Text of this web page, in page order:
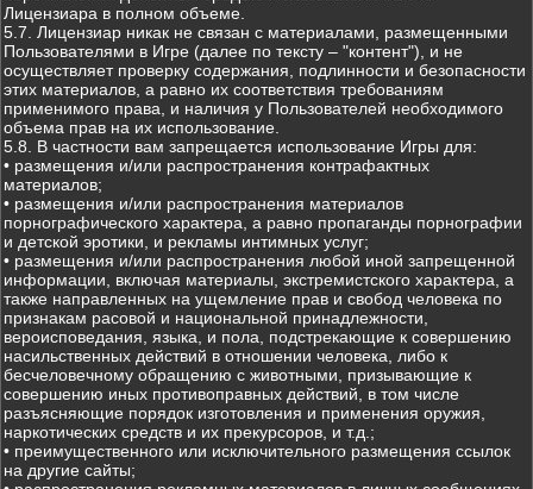
Лицензиара в полном объеме.
5.7. Лицензиар никак не связан с материалами, размещенными
Пользователями в Игре (далее по тексту – "контент"), и не
осуществляет проверку содержания, подлинности и безопасности
этих материалов, а равно их соответствия требованиям
применимого права, и наличия у Пользователей необходимого
объема прав на их использование.
5.8. В частности вам запрещается использование Игры для:
• размещения и/или распространения контрафактных
материалов;
• размещения и/или распространения материалов
порнографического характера, а равно пропаганды порнографии
и детской эротики, и рекламы интимных услуг;
• размещения и/или распространения любой иной запрещенной
информации, включая материалы, экстремистского характера, а
также направленных на ущемление прав и свобод человека по
признакам расовой и национальной принадлежности,
вероисповедания, языка, и пола, подстрекающие к совершению
насильственных действий в отношении человека, либо к
бесчеловечному обращению с животными, призывающие к
совершению иных противоправных действий, в том числе
разъясняющие порядок изготовления и применения оружия,
наркотических средств и их прекурсоров, и т.д.;
• преимущественного или исключительного размещения ссылок
на другие сайты;